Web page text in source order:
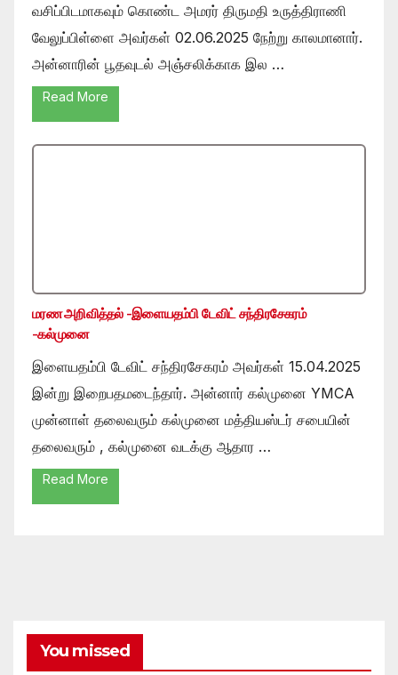
வசிப்பிடமாகவும் கொண்ட அமரர் திருமதி உருத்திராணி
வேலுப்பிள்ளை அவர்கள் 02.06.2025 நேற்று காலமானார்.
அன்னாரின் பூதவுடல் அஞ்சலிக்காக இல …
Read More
மரண அறிவித்தல் -இளையதம்பி டேவிட் சந்திரசேகரம்
-கல்முனை
இளையதம்பி டேவிட் சந்திரசேகரம் அவர்கள் 15.04.2025
இன்று இறைபதமடைந்தார். அன்னார் கல்முனை YMCA
முன்னாள் தலைவரும் கல்முனை மத்தியஸ்டர் சபையின்
தலைவரும் , கல்முனை வடக்கு ஆதார …
Read More
You missed